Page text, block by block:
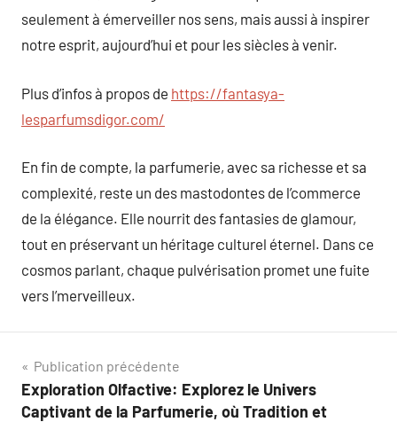
seulement à émerveiller nos sens, mais aussi à inspirer
notre esprit, aujourd’hui et pour les siècles à venir.
Plus d’infos à propos de https://fantasya-
lesparfumsdigor.com/
En fin de compte, la parfumerie, avec sa richesse et sa
complexité, reste un des mastodontes de l’commerce
de la élégance. Elle nourrit des fantasies de glamour,
tout en préservant un héritage culturel éternel. Dans ce
cosmos parlant, chaque pulvérisation promet une fuite
vers l’merveilleux.
Navigation
de
Publication précédente
Exploration Olfactive: Explorez le Univers
Captivant de la Parfumerie, où Tradition et